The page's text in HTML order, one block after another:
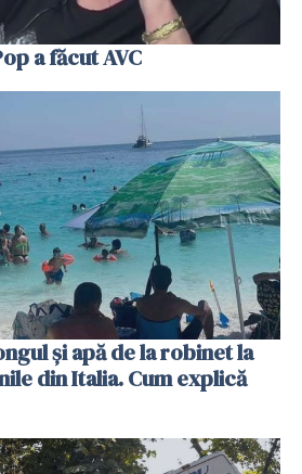
a făcut AVC
și apă de la robinet la
din Italia. Cum explică